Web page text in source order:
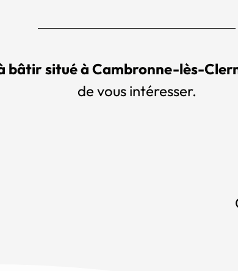
bâtir situé à Cambronne-lès-
de vous intéresser.